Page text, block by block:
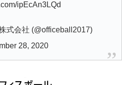
ipEcAn3LQd
式会社 (@officeball2017)
28, 2020